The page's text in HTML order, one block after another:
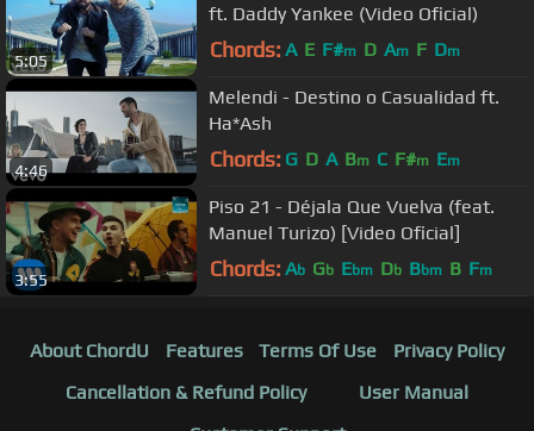
5:05
ft. Daddy Yankee (Video Oficial)
Chords: A E F#m D Am F Dm
4:46
Melendi - Destino o Casualidad ft.
Ha*Ash
Chords: G D A Bm C F#m Em
3:55
Piso 21 - Déjala Que Vuelva (feat.
Manuel Turizo) [Video Oficial]
Chords: Ab Gb Ebm Db Bbm B Fm
About ChordU Features Terms Of Use
Privacy Policy
Cancellation & Refund Policy
User Manual